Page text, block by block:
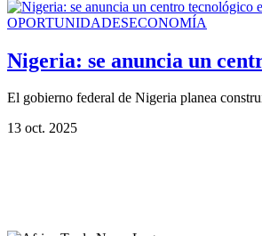
OPORTUNIDADESECONOMÍA
Nigeria: se anuncia un
El gobierno federal de Nigeria planea
13 oct. 2025